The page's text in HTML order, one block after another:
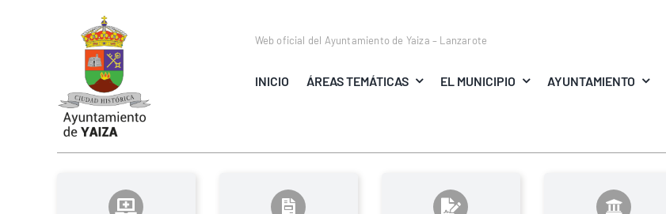
Web oficial del Ayuntamiento de Yaiza – Lanzarote
INICIO ÁREAS TEMÁTICAS EL MUNICIPIO AYUNTAMIENTO